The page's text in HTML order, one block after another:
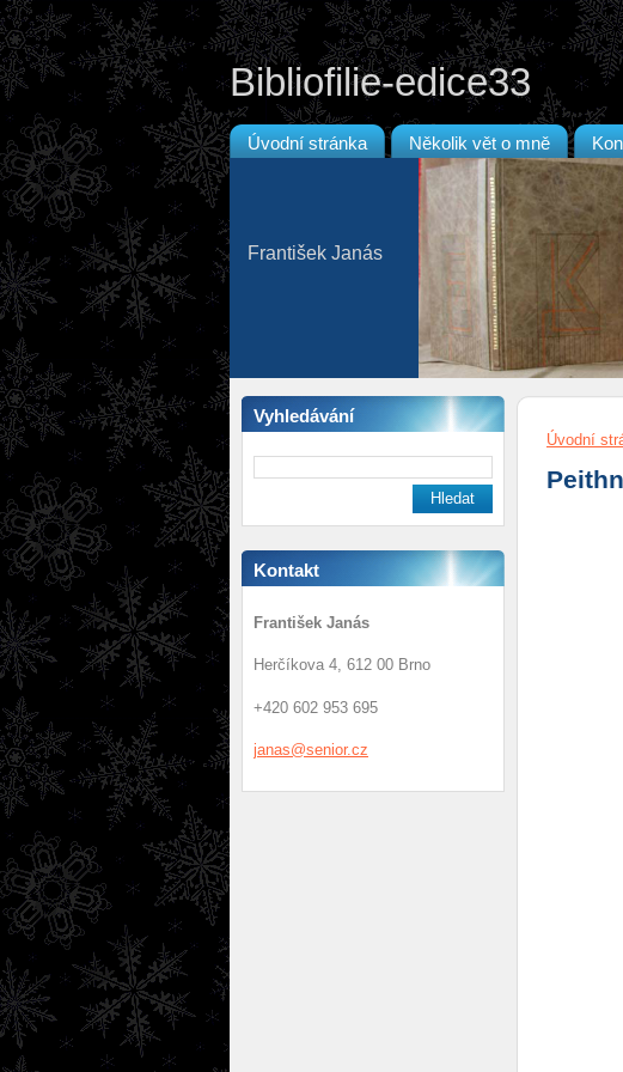
Bibliofilie-edice33
Úvodní stránka Několik vět o mně
František Janás
Vyhledávání
Kontakt
František Janás
Herčíkova 4, 612 00 Brno
+420 602 953 695
janas@senior.cz
Úvodní